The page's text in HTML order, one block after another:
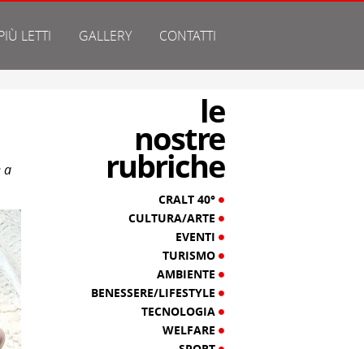
LETTI GALLERY CONTATTI
a
le
nostre
rubriche
CRALT 40°
CULTURA/ARTE
EVENTI
TURISMO
AMBIENTE
BENESSERE/LIFESTYLE
TECNOLOGIA
WELFARE